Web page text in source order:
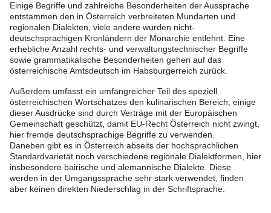
Einige Begriffe und zahlreiche Besonderheiten der Aussprache
entstammen den in Österreich verbreiteten Mundarten und
regionalen Dialekten, viele andere wurden nicht-
deutschsprachigen Kronländern der Monarchie entlehnt. Eine
erhebliche Anzahl rechts- und verwaltungstechnischer Begriffe
sowie grammatikalische Besonderheiten gehen auf das
österreichische Amtsdeutsch im Habsburgerreich zurück.
Außerdem umfasst ein umfangreicher Teil des speziell
österreichischen Wortschatzes den kulinarischen Bereich; einige
dieser Ausdrücke sind durch Verträge mit der Europäischen
Gemeinschaft geschützt, damit EU-Recht Österreich nicht zwingt,
hier fremde deutschsprachige Begriffe zu verwenden.
Daneben gibt es in Österreich abseits der hochsprachlichen
Standardvarietät noch verschiedene regionale Dialektformen, hier
insbesondere bairische und alemannische Dialekte. Diese
werden in der Umgangssprache sehr stark verwendet, finden
aber keinen direkten Niederschlag in der Schriftsprache.